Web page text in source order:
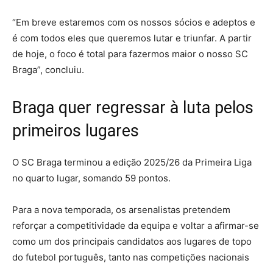
“Em breve estaremos com os nossos sócios e adeptos e
é com todos eles que queremos lutar e triunfar. A partir
de hoje, o foco é total para fazermos maior o nosso SC
Braga”, concluiu.
Braga quer regressar à luta pelos
primeiros lugares
O SC Braga terminou a edição 2025/26 da Primeira Liga
no quarto lugar, somando 59 pontos.
Para a nova temporada, os arsenalistas pretendem
reforçar a competitividade da equipa e voltar a afirmar-se
como um dos principais candidatos aos lugares de topo
do futebol português, tanto nas competições nacionais